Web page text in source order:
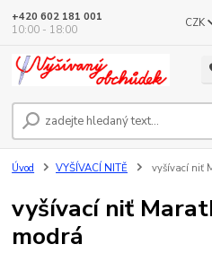
CZK
+420 602 181 001
10:00 - 18:00
Úvod VYŠÍVACÍ NITĚ vyšívací niť
vyšívací niť
modrá